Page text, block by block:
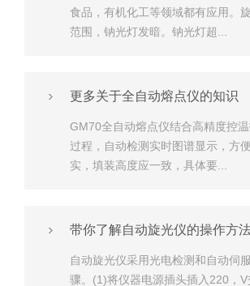
食品，有机化工等领域都有应用。
范围，钠光灯发暗。钠光灯超...
更多关于全自动熔点仪的知识
GM70全自动熔点仪结合高精度控
过程，自动检测实时图谱显示，方
实，填装高度应一致，具体要...
带你了解自动旋光仪的操作方
自动旋光仪采用光电检测和自动伺
骤。(1)将仪器电源插头插入220，